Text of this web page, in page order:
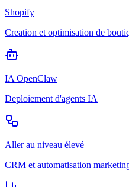
Shopify
Creation et optimisation de
IA OpenClaw
Deploiement d'agents IA
Aller au niveau élevé
CRM et automatisation